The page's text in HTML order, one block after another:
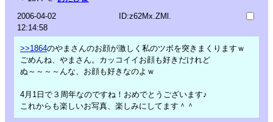
2006-04-02
12:14:58
ID:z62Mx.ZMl.
>>1864のやまさんのお顔が激しく私のツボを突きまくりますｗ
ごめんね、やまさん。カッコイイお顔も好きだけれど
ぬ～～～～んな、お顔も好きなのよｗ
4月1日で３周年なのですね！おめでとうございます♪
これからも楽しいお写真、楽しみにしてます＾＾